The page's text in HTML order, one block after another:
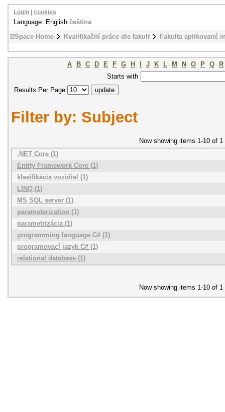
DSpace Home Kvalifikační práce dle fakult Fakulta aplikované
Login cookies
Language: English čeština
A B C D E F G H J K L M N O P Q
R
Starts with
Results Per Page:
Filter by: Subject
Now showing items 1-10 of 1
.NET Core (1)
Entity Framework Core (1)
klasifikácia vozidiel (1)
LINQ (1)
MS SQL server (1)
parameterization (1)
parametrizácia (1)
programming language C# (1)
programovací jazyk C# (1)
relational database (1)
Now showing items 1-10 of 1